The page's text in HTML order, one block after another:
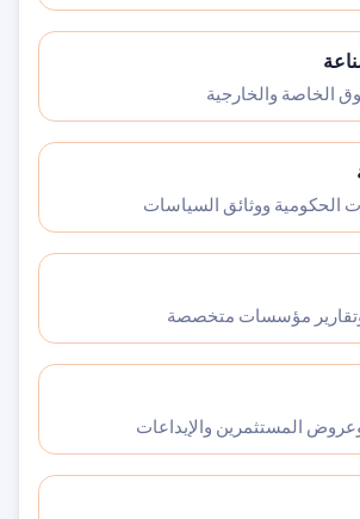
الخاصة والخارجية
الحكومية ووثائق السياسات
مؤسسات متخصصة
وعروض المستثمرين والإيداعات